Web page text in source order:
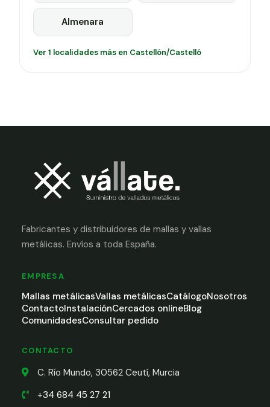
Almenara
Ver 1 localidades más en Castellón/Castelló
Fabricantes y distribuidores de mallas y vallas
metálicas. Envíos a toda España.
EMPRESA
Mallas metálicasVallas metálicasCatálogoNosotros
ContactoInstalaciónCercados onlineBlog
ComunidadesConsultar pedido
CONTACTO
C. Río Mundo, 30562 Ceutí, Murcia
+34 684 45 27 21